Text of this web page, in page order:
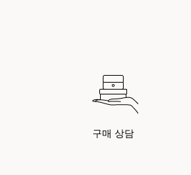
구매 상담